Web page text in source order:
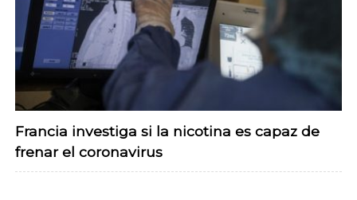
Francia investiga si la nicotina es capaz de
frenar el coronavirus